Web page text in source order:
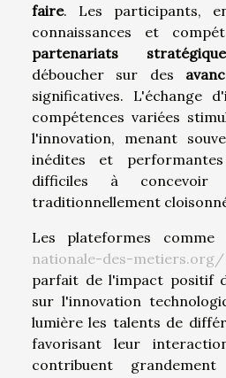
faire. Les participants,
connaissances et
partenariats
déboucher sur des
significatives. L'échange
compétences variées
l'innovation, menant
inédites et
difficiles à
traditionnellement
Les plateformes comme
nationale-des-metiers.org/
parfait de l'impact positif
sur l'innovation
lumière les talents de
favorisant leur
contribuent